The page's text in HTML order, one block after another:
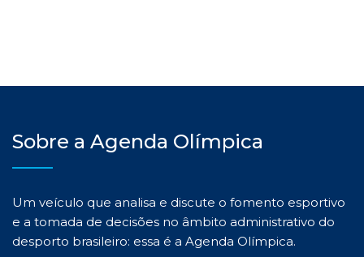
Sobre a Agenda Olímpica
Um veículo que analisa e discute o fomento esportivo
e a tomada de decisões no âmbito administrativo do
desporto brasileiro: essa é a Agenda Olímpica.